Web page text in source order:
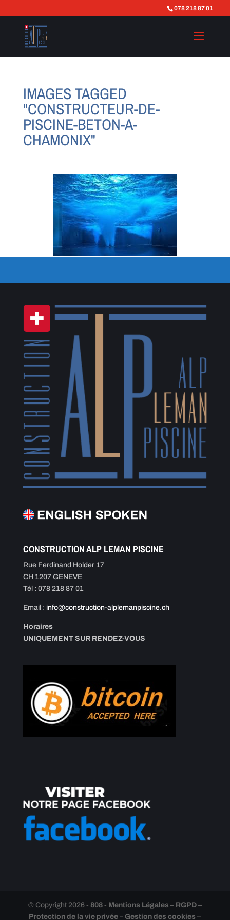
078 218 87 01
IMAGES TAGGED
"CONSTRUCTEUR-DE-
PISCINE-BETON-A-
CHAMONIX"
CONSTRUCTION ALP LEMAN PISCINE
Rue Ferdinand Holder 17
CH 1207 GENEVE
Tél : 078 218 87 01
Email : info@construction-alplemanpiscine.ch
Horaires
UNIQUEMENT SUR RENDEZ-VOUS
© Copyright 2026 - 808- Mentions Légales – RGPD –
Protection de la vie privée – Gestion des cookies –